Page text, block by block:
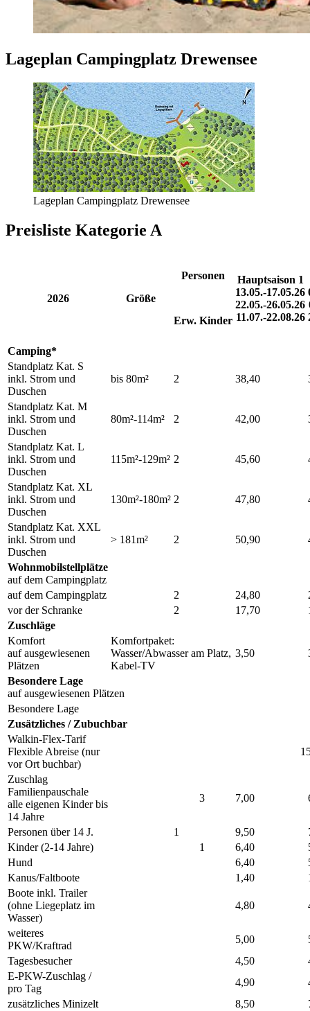
Lageplan Campingplatz Drewensee
Lageplan Campingplatz Drewensee
Preisliste Kategorie A
2026 Größe
Personen
Hauptsaison 1
13.05.-17.05.26
22.05.-26.05.26
11.07.-22.08.26
Erw. Kinder
Camping*
Standplatz Kat. S
inkl. Strom und
Duschen
bis 80m² 2 38,40
Standplatz Kat. M
inkl. Strom und
Duschen
80m²-114m² 2 42,00
Standplatz Kat. L
inkl. Strom und
Duschen
115m²-129m² 2 45,60
Standplatz Kat. XL
inkl. Strom und
Duschen
130m²-180m² 2 47,80
Standplatz Kat. XXL
inkl. Strom und
Duschen
> 181m² 2 50,90
Wohnmobilstellplätze
auf dem Campingplatz
auf dem Campingplatz
2 24,80
vor der Schranke
2 17,70
Zuschläge
Komfort
auf ausgewiesenen
Plätzen
Komfortpaket:
Wasser/Abwasser am Platz,
Kabel-TV
3,50
Besondere Lage
auf ausgewiesenen Plätzen
Besondere Lage
Zusätzliches / Zubuchbar
Walkin-Flex-Tarif
Flexible Abreise (nur
vor Ort buchbar)
Zuschlag
Familienpauschale
alle eigenen Kinder bis
14 Jahre
3 7,00
Personen über 14 J. 1 9,50
Kinder (2-14 Jahre)
1 6,40
Hund
6,40
Kanus/Faltboote
1,40
Boote inkl. Trailer
(ohne Liegeplatz im
Wasser)
4,80
weiteres
PKW/Kraftrad
5,00
Tagesbesucher
4,50
E-PKW-Zuschlag /
pro Tag
4,90
zusätzliches Minizelt
8,50